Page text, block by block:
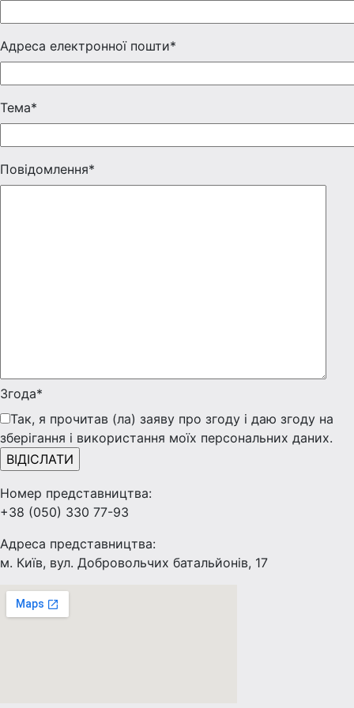
Адреса електронної пошти*
Тема*
Повідомлення*
Згода*
Так, я прочитав (ла) заяву про згоду і даю згоду на
зберігання і використання моїх персональних даних.
Номер представництва:
+38 (050) 330 77-93
Адреса представництва:
м. Київ, вул. Добровольчих батальйонів, 17